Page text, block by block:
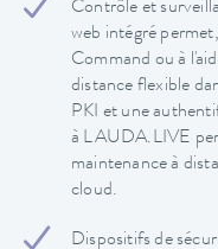
Contrôle et
web intégré
Command ou à
distance flexible
PKI et une
à LAUDA.LIVE
maintenance à
cloud.
Dispositifs de